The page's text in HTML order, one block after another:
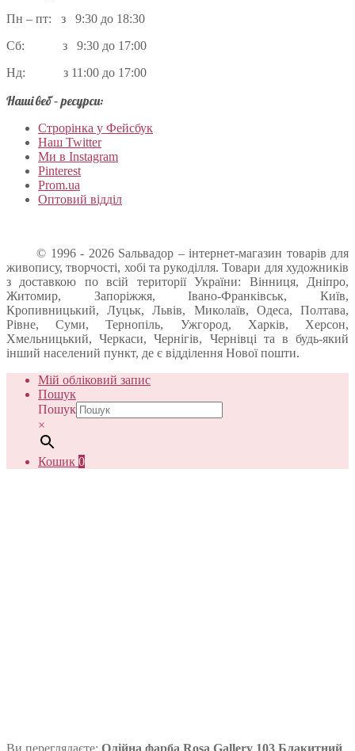
Пн – пт: з 9:30 до 18:30
Сб: з 9:30 до 17:00
Нд: з 11:00 до 17:00
Наші веб – ресурси:
Строрінка у Фейсбук
Наш Twitter
Ми в Instagram
Pinterest
Prom.ua
Оптовий відділ
© 1996 - 2026 Sальвадор – інтернет-магазин товарів для
живопису, творчості, хобі та рукоділля. Товари для художників
з доставкою по всій території України: Вінниця, Дніпро,
Житомир, Запоріжжя, Івано-Франківськ, Київ,
Кропивницький, Луцьк, Львів, Миколаїв, Одеса, Полтава,
Рівне, Суми, Тернопіль, Ужгород, Харків, Херсон,
Хмельницький, Черкаси, Чернігів, Чернівці та в будь-який
інший населений пункт, де є відділення Нової пошти.
Мій обліковий запис
Пошук
Пошук
×
Кошик 0